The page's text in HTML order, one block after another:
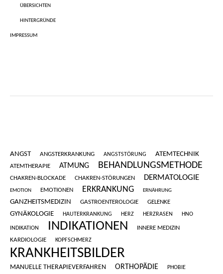
ÜBERSICHTEN
HINTERGRÜNDE
IMPRESSUM
ANGST ANGSTERKRANKUNG ANGSTSTÖRUNG ATEMTECHNIK
ATEMTHERAPIE ATMUNG BEHANDLUNGSMETHODE
CHAKREN-BLOCKADE CHAKREN-STÖRUNGEN DERMATOLOGIE
EMOTION EMOTIONEN ERKRANKUNG ERNÄHRUNG
GANZHEITSMEDIZIN GASTROENTEROLOGIE GELENKE
GYNÄKOLOGIE HAUTERKRANKUNG HERZ HERZRASEN HNO
INDIKATION INDIKATIONEN
INNERE MEDIZIN
KARDIOLOGIE
KOPFSCHMERZ
KRANKHEITSBILDER
MANUELLE THERAPIEVERFAHREN ORTHOPÄDIE PHOBIE